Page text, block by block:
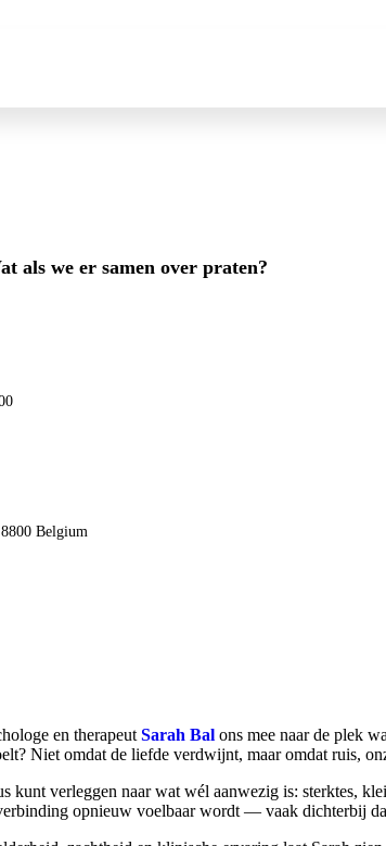
als we er samen over praten?
8800 Belgium
en therapeut Sarah Bal ons mee naar de plek
Niet omdat de liefde verdwijnt, maar omdat ruis,
kunt verleggen naar wat wél aanwezig is: sterktes,
opnieuw voelbaar wordt — vaak dichterbij